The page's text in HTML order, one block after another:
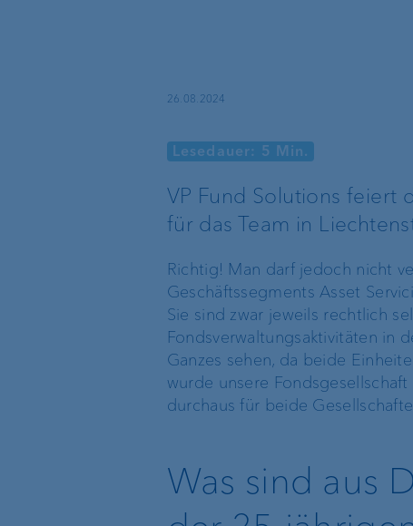
Stimmrechtsausübung
Interessenskonflikten
26.08.2024
Lesedauer: 5 Min.
VP Fund Solutions feiert
für das Team in
Richtig! Man darf jedoch nicht
Geschäftssegments Asset
Sie sind zwar jeweils rechtlich
Fondsverwaltungsaktivitäten in
Ganzes sehen, da beide
wurde unsere
durchaus für beide
Was sind aus